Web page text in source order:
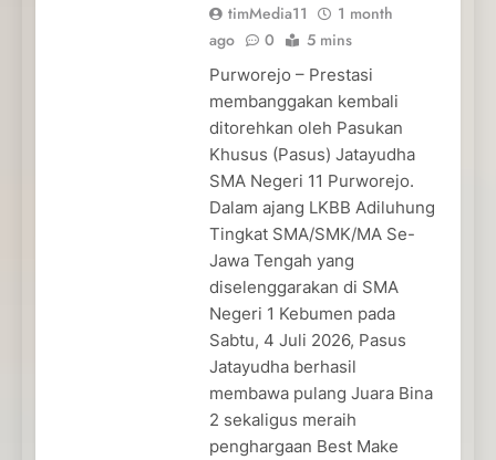
timMedia11
1 month
ago
0 5 mins
Purworejo – Prestasi
membanggakan kembali
ditorehkan oleh Pasukan
Khusus (Pasus) Jatayudha
SMA Negeri 11 Purworejo.
Dalam ajang LKBB Adiluhung
Tingkat SMA/SMK/MA Se-
Jawa Tengah yang
diselenggarakan di SMA
Negeri 1 Kebumen pada
Sabtu, 4 Juli 2026, Pasus
Jatayudha berhasil
membawa pulang Juara Bina
2 sekaligus meraih
penghargaan Best Make